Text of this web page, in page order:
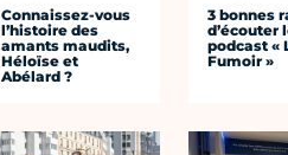
Connaissez-vous
l’histoire des
amants maudits,
Héloïse et
Abélard ?
3 bonnes
d’écouter
podcast «
Fumoir »